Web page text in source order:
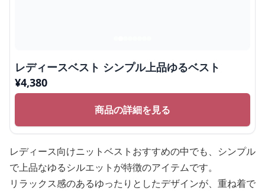
レディースベスト シンプル上品ゆるベスト
¥4,380
商品の詳細を見る
レディース向けニットベストおすすめの中でも、シンプル
で上品なゆるシルエットが特徴のアイテムです。
リラックス感のあるゆったりとしたデザインが、重ね着で